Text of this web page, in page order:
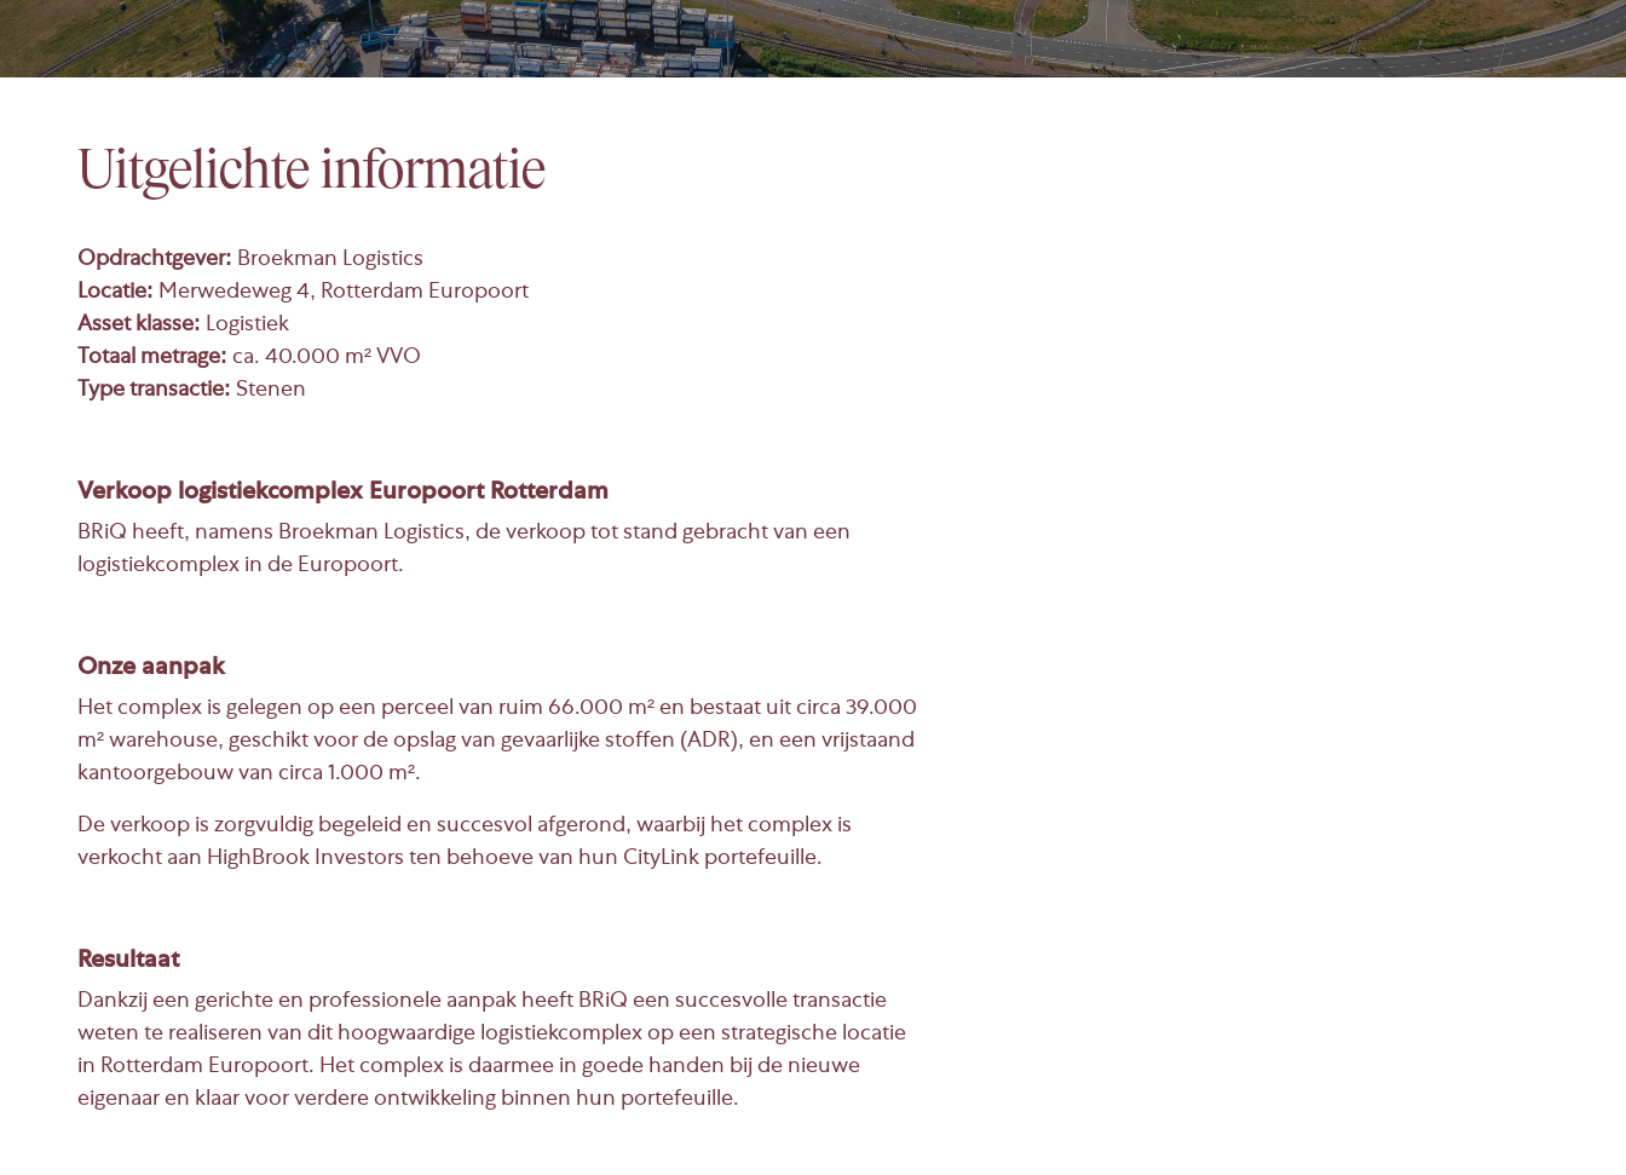
Uitgelichte informatie
Opdrachtgever: Broekman Logistics
Locatie: Merwedeweg 4, Rotterdam Europoort
Asset klasse: Logistiek
Totaal metrage: ca. 40.000 m² VVO
Type transactie: Stenen
Verkoop logistiekcomplex Europoort Rotterdam
BRiQ heeft, namens Broekman Logistics, de verkoop tot stand gebracht van een
logistiekcomplex in de Europoort.
Onze aanpak
Het complex is gelegen op een perceel van ruim 66.000 m² en bestaat uit circa 39.000
m² warehouse, geschikt voor de opslag van gevaarlijke stoffen (ADR), en een vrijstaand
kantoorgebouw van circa 1.000 m².
De verkoop is zorgvuldig begeleid en succesvol afgerond, waarbij het complex is
verkocht aan HighBrook Investors ten behoeve van hun CityLink portefeuille.
Resultaat
Dankzij een gerichte en professionele aanpak heeft BRiQ een succesvolle transactie
weten te realiseren van dit hoogwaardige logistiekcomplex op een strategische locatie
in Rotterdam Europoort. Het complex is daarmee in goede handen bij de nieuwe
eigenaar en klaar voor verdere ontwikkeling binnen hun portefeuille.